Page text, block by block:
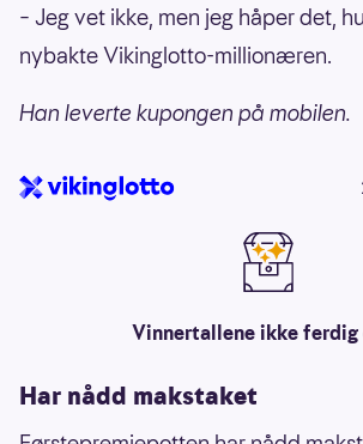
– Jeg vet ikke, men jeg håper det,
nybakte Vikinglotto-millionæren.
Han leverte kupongen på mobilen.
Vinnertallene ikke ferdig
Har nådd makstaket